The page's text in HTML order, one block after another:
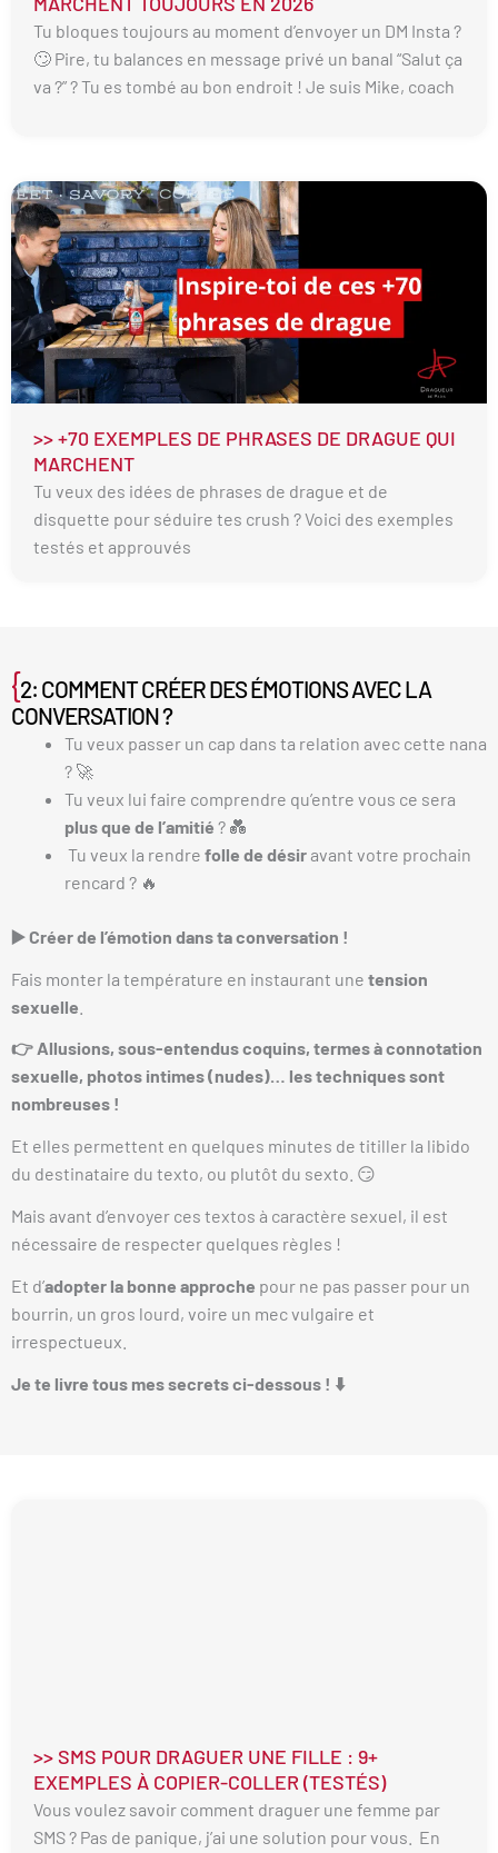
Tu bloques toujours au moment d’envoyer un DM Insta ?
🙄 Pire, tu balances en message privé un banal “Salut ça
va ?” ? Tu es tombé au bon endroit ! Je suis Mike, coach
>> +70 EXEMPLES DE PHRASES DE DRAGUE QUI
MARCHENT
Tu veux des idées de phrases de drague et de
disquette pour séduire tes crush ? Voici des exemples
testés et approuvés
{2: COMMENT CRÉER DES ÉMOTIONS AVEC LA
CONVERSATION ?
Tu veux passer un cap dans ta relation avec cette nana
? 🚀
Tu veux lui faire comprendre qu’entre vous ce sera
plus que de l’amitié ? 💑
Tu veux la rendre folle de désiravant votre prochain
rencard ? 🔥
▶️ Créer de l’émotion dans ta conversation !
Fais monter la température en instaurant une tension
sexuelle
👉 Allusions, sous-entendus coquins, termes à connotation
sexuelle, photos intimes (nudes)… les techniques sont
nombreuses !
Et elles permettent en quelques minutes de titiller la libido
du destinataire du texto, ou plutôt du sexto. 😏
Mais avant d’envoyer ces textos à caractère sexuel, il est
nécessaire de respecter quelques règles !
Et d’adopter la bonne approche pour ne pas passer pour un
bourrin, un gros lourd, voire un mec vulgaire et
irrespectueux.
Je te livre tous mes secrets ci-dessous ! ⬇️
>> SMS POUR DRAGUER UNE FILLE : 9+
EXEMPLES À COPIER-COLLER (TESTÉS)
Vous voulez savoir comment draguer une femme par
SMS ? Pas de panique, j’ai une solution pour vous. En